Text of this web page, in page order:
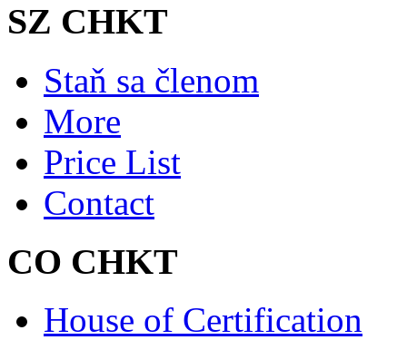
SZ CHKT
Staň sa členom
More
Price List
Contact
CO CHKT
House of Certification